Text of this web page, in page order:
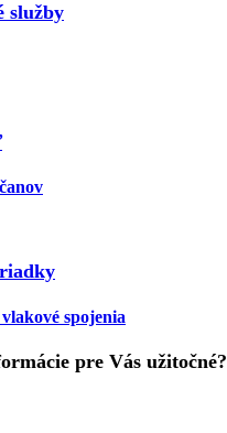
služby
spojenia
pre Vás užitočné?